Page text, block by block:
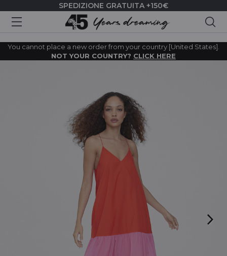
SPEDIZIONE GRATUITA +150€
You cannot place a new order from your country [United States].
NOT YOUR COUNTRY? CLICK HERE